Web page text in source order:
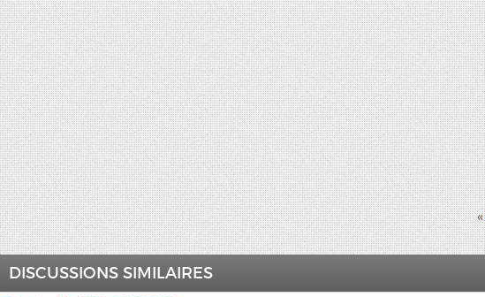
«
DISCUSSIONS SIMILAIRES